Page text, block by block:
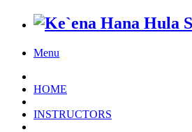
Menu
HOME
INSTRUCTORS